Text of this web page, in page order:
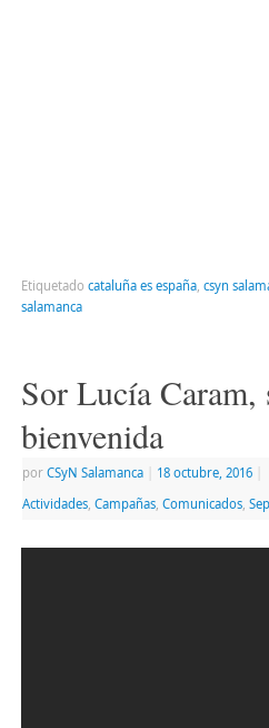
Etiquetado cataluña es españa, csyn
salamanca
Sor Lucía Caram,
bienvenida
por CSyN Salamanca 18 octubre, 2016
Actividades, Campañas, Comunicados,